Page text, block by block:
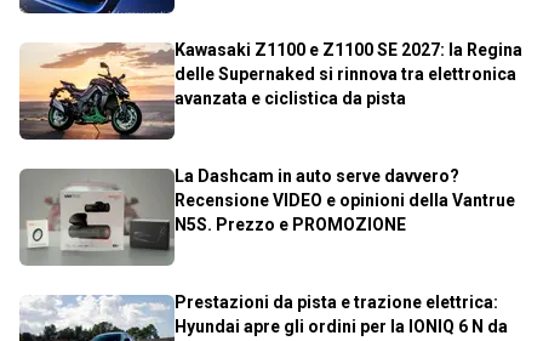
Kawasaki Z1100 e Z1100 SE 2027: la Regina
delle Supernaked si rinnova tra elettronica
avanzata e ciclistica da pista
La Dashcam in auto serve davvero?
Recensione VIDEO e opinioni della Vantrue
N5S. Prezzo e PROMOZIONE
Prestazioni da pista e trazione elettrica:
Hyundai apre gli ordini per la IONIQ 6 N da